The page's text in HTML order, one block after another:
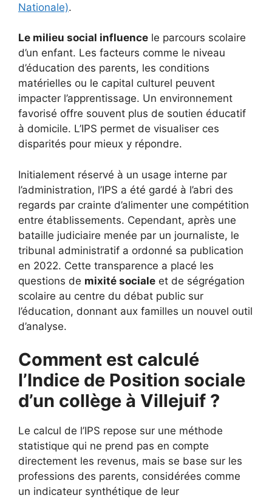
Nationale).
Le milieu social influence le parcours scolaire
d’un enfant. Les facteurs comme le niveau
d’éducation des parents, les conditions
matérielles ou le capital culturel peuvent
impacter l’apprentissage. Un environnement
favorisé offre souvent plus de soutien éducatif
à domicile. L’IPS permet de visualiser ces
disparités pour mieux y répondre.
Initialement réservé à un usage interne par
l’administration, l’IPS a été gardé à l’abri des
regards par crainte d’alimenter une compétition
entre établissements. Cependant, après une
bataille judiciaire menée par un journaliste, le
tribunal administratif a ordonné sa publication
en 2022. Cette transparence a placé les
questions de mixité sociale et de ségrégation
scolaire au centre du débat public sur
l’éducation, donnant aux familles un nouvel outil
d’analyse.
Comment est calculé
l’Indice de Position sociale
d’un collège à Villejuif ?
Le calcul de l’IPS repose sur une méthode
statistique qui ne prend pas en compte
directement les revenus, mais se base sur les
professions des parents, considérées comme
un indicateur synthétique de leur